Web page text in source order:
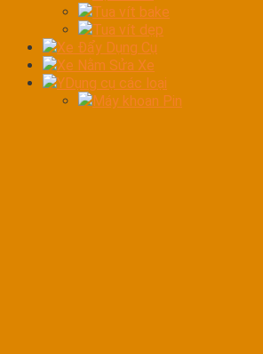
Tua vít bake
Tua vít dẹp
Xe Đẩy Dụng Cụ
Xe Nằm Sửa Xe
YDụng cụ các loại
Máy khoan Pin